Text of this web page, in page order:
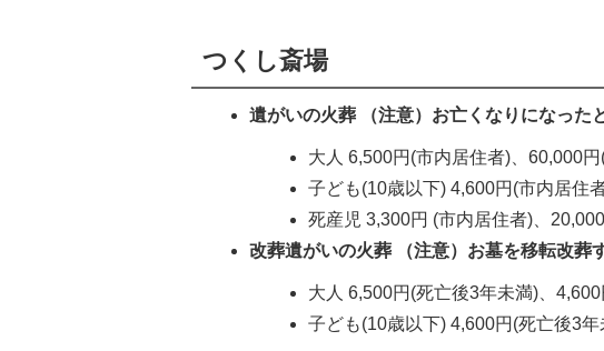
つくし斎場
遺がいの火葬 （注意）お亡くなりになった
大人 6,500円(市内居住者)、60,000
子ども(10歳以下) 4,600円(市内居住
死産児 3,300円 (市内居住者)、
改葬遺がいの火葬 （注意）お墓を移転改葬
大人 6,500円(死亡後3年未満)、
子ども(10歳以下) 4,600円(死亡後3